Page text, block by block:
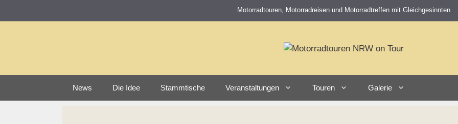
Motorradtouren, Motorradreisen und Motorradtreffen mit Gleichgesinnten
News Die Idee Stammtische Veranstaltungen Touren Galerie